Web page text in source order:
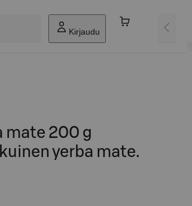
Kirjaudu
mate 200 g
yerba mate.